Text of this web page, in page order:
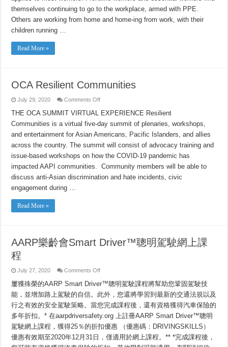
FRONT
LINES:
GOING
BACK
themselves continuing to go to the workplace, armed with PPE.
Others are working from home and home-ing from work, with their
children running …
Read More »
OCA Resilient Communities
July 29, 2020 Comments Offon
Resilient
Communities
THE OCA SUMMIT VIRTUAL EXPERIENCE Resilient
Communities is a virtual five-day summit of plenaries, workshops,
and entertainment for Asian Americans, Pacific Islanders, and allies
across the country. The summit will consist of advocacy training and
issue-based workshops on how the COVID-19 pandemic has
impacted AAPI communities. Community members will be able to
discuss anti-Asian discrimination and hate incidents, civic
engagement during …
Read More »
AARP樂齡會Smart Driver™聰明駕駛網上課
程
July 27, 2020 Comments Offon
樂
齡
會
Smart
聰
明
駛
屢獲殊榮的AARP Smart Driver™聰明駕駛課程將幫助您鞏固駕駛技
能，並增加路上駕駛的自信。此外，您還將學習到最新的交通法規以及
行之有效的安全駕駛策略。當您完成課程後，還有資格獲得汽車保險的
多年折扣。* 在aarpdriversafety.org 上註冊AARP Smart Driver™聰明
駕駛網上課程，獲得25％的折扣優惠 （優惠碼：DRIVINGSKILLS）
優惠有效期至2020年12月31日，僅適用於網上課程。** *完成課程後，